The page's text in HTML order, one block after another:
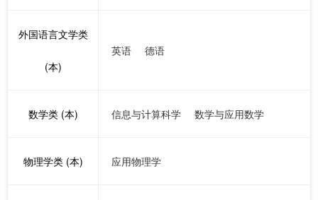
外国语言文学类
(本)
英语 德语
数学类 (本) 信息与计算科学 数学与应用数学
物理学类 (本) 应用物理学